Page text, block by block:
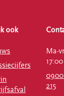
ook
Ma-
215